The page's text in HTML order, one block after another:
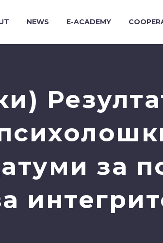
NEWS E-ACADEMY
за